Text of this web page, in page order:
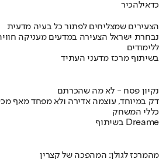
כדאילהכיר
הצעירים שמצליחים לפתור כל בעיה מדעית
נבחרת ישראל הצעירה במדעים מעניקה
ללימודים
בשיתוף מרכז מדעני העתיד
נקיון פסח - לא מה שהכרתם
דק במיוחד, עוצמה אדירה ולא מפחד מאף
כללי המשחק
בשיתוף Dreame
מהמרכז לגולן: המהפכה של קצרין